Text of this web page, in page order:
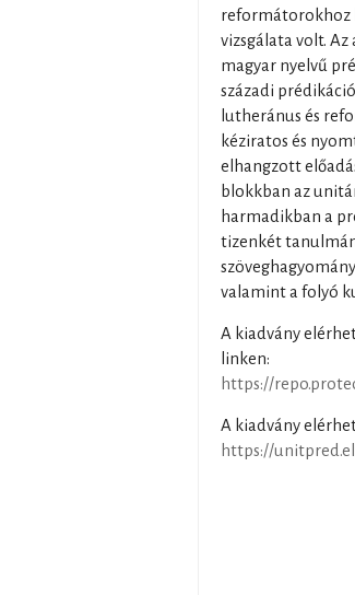
reformátorokhoz
vizsgálata volt. Az
magyar nyelvű
századi
lutheránus és
kéziratos és
elhangzott
blokkban az
harmadikban a
tizenkét
valamint a folyó
A kiadvány
linken:
https://
A kiadvány
https://